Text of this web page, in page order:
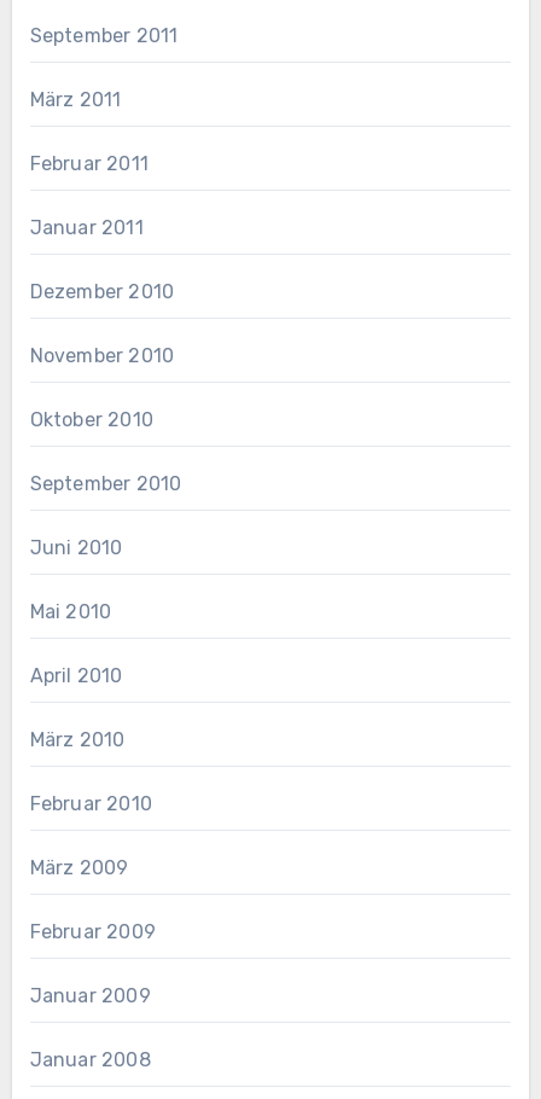
September 2011
März 2011
Februar 2011
Januar 2011
Dezember 2010
November 2010
Oktober 2010
September 2010
Juni 2010
Mai 2010
April 2010
März 2010
Februar 2010
März 2009
Februar 2009
Januar 2009
Januar 2008